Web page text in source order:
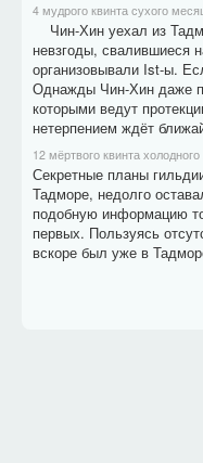
4 мудрого квинта сухого
Чин-Хин уехал из
невзгоды, свалившиеся
организовывали Ist-ы.
Однажды Чин-Хин даже
которыми ведут
нетерпением ждёт
12 мёртвого квинта
Секретные планы
Тадморе, недолго
подобную информацию
первых. Пользуясь
вскоре был уже в